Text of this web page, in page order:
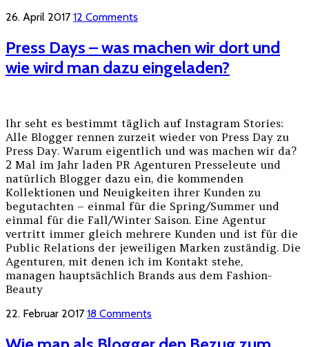
26. April 2017 12 Comments
Press Days – was machen wir dort und
wie wird man dazu eingeladen?
Ihr seht es bestimmt täglich auf Instagram Stories:
Alle Blogger rennen zurzeit wieder von Press Day zu
Press Day. Warum eigentlich und was machen wir da?
2 Mal im Jahr laden PR Agenturen Presseleute und
natürlich Blogger dazu ein, die kommenden
Kollektionen und Neuigkeiten ihrer Kunden zu
begutachten – einmal für die Spring/Summer und
einmal für die Fall/Winter Saison. Eine Agentur
vertritt immer gleich mehrere Kunden und ist für die
Public Relations der jeweiligen Marken zuständig. Die
Agenturen, mit denen ich im Kontakt stehe,
managen hauptsächlich Brands aus dem Fashion-
Beauty
22. Februar 2017 18 Comments